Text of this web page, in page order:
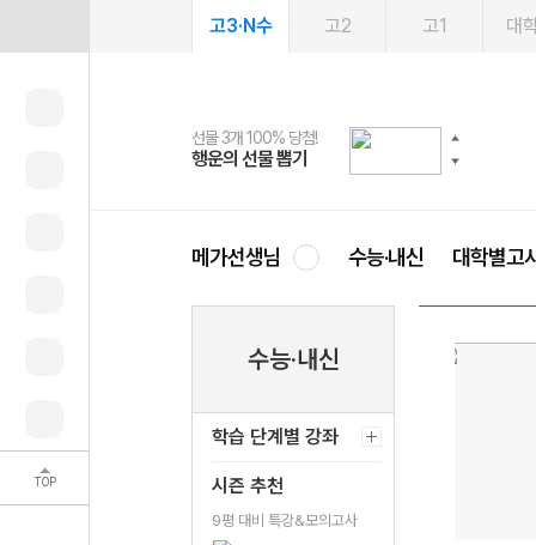
TOP
고3·N수 고2 고1 대
선물 3개 100% 당첨!
행운의 선물 뽑기
선물 100% 증정!
메가스터디 X 올리브
2027 러셀 단과
강사 공개선발
스마트러닝앱
설문 EVENT
메가패스
3일 무료 체험권
메가패스 수강생 무료혜택!
메가클럽 멤버십
사회공헌 캠페인
희망이룸 메가나눔
메가선생님 수능·내신 대학별고
수능·내신
학습 단계별 강좌
시즌 추천
9평 대비 특강&모의고사